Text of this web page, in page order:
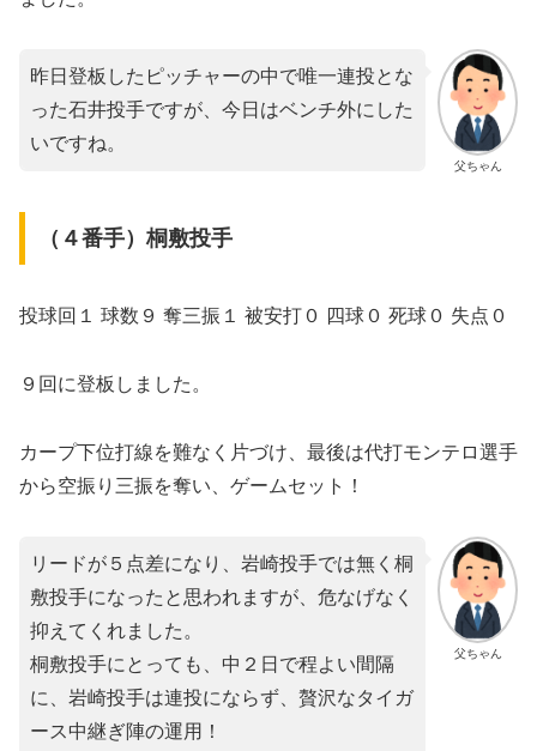
父ちゃん
昨日登板したピッチャーの中で唯一連投とな
った石井投手ですが、今日はベンチ外にした
いですね。
（４番手）桐敷投手
投球回１ 球数９ 奪三振１ 被安打０ 四球０ 死球０ 失点０
９回に登板しました。
カープ下位打線を難なく片づけ、最後は代打モンテロ選手
から空振り三振を奪い、ゲームセット！
父ちゃん
リードが５点差になり、岩崎投手では無く桐
敷投手になったと思われますが、危なげなく
抑えてくれました。
桐敷投手にとっても、中２日で程よい間隔
に、岩崎投手は連投にならず、贅沢なタイガ
ース中継ぎ陣の運用！